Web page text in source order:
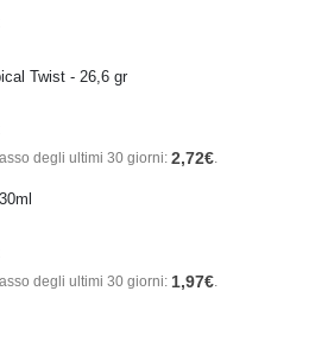
Twist - 26,6 gr
degli ultimi 30 giorni: 2,72€.
degli ultimi 30 giorni: 1,97€